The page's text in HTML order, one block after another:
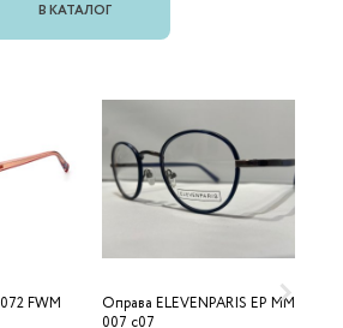
В КАТАЛОГ
FWM
Оправа ELEVENPARIS EP MM
007 c07